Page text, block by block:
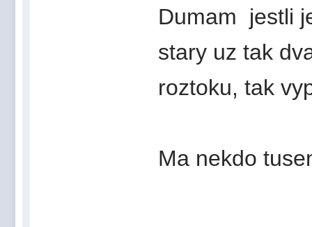
Dumam jestli
stary uz tak
roztoku, tak
Ma nekdo